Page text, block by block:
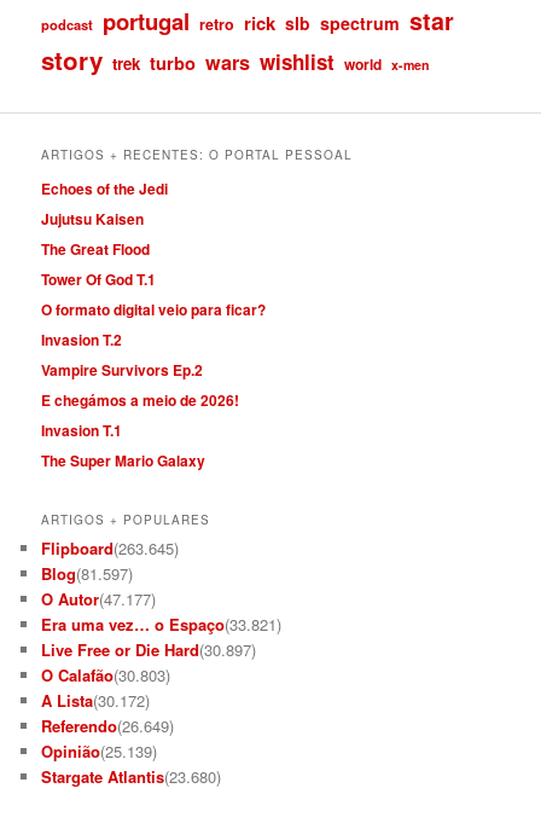
podcast portugal retro rick slb spectrum star
story trek turbo wars wishlist world x-men
ARTIGOS + RECENTES: O PORTAL PESSOAL
Echoes of the Jedi
Jujutsu Kaisen
The Great Flood
Tower Of God T.1
O formato digital veio para ficar?
Invasion T.2
Vampire Survivors Ep.2
E chegámos a meio de 2026!
Invasion T.1
The Super Mario Galaxy
ARTIGOS + POPULARES
Flipboard(263.645)
Blog(81.597)
O Autor(47.177)
Era uma vez… o Espaço(33.821)
Live Free or Die Hard(30.897)
O Calafão(30.803)
A Lista(30.172)
Referendo(26.649)
Opinião(25.139)
Stargate Atlantis(23.680)